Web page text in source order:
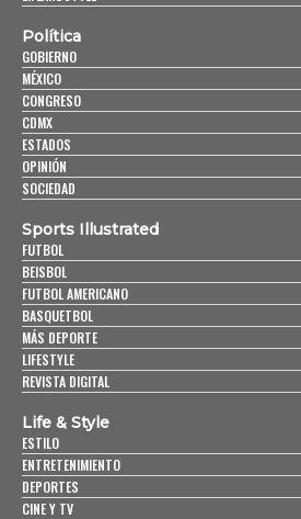
Política
GOBIERNO
MÉXICO
CONGRESO
CDMX
ESTADOS
OPINIÓN
SOCIEDAD
Sports Illustrated
FUTBOL
BEISBOL
FUTBOL AMERICANO
BASQUETBOL
MÁS DEPORTE
LIFESTYLE
REVISTA DIGITAL
Life & Style
ESTILO
ENTRETENIMIENTO
DEPORTES
CINE Y TV